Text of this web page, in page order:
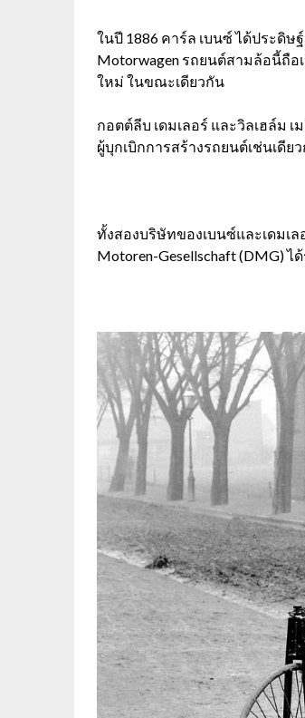
ในปี 1886 คาร์ล เบนซ์ ได้ประดิ
Motorwagen รถยนต์สามล้อนี้ถือ
ใหม่ ในขณะเดียวกัน
กอตต์ลีบ เดมเลอร์ และวิลเฮล์ม
ผู้บุกเบิกการสร้างรถยนต์เช่นเดีย
ทั้งสองบริษัทของเบนซ์และเดมเ
Motoren-Gesellschaft (DMG)ไ